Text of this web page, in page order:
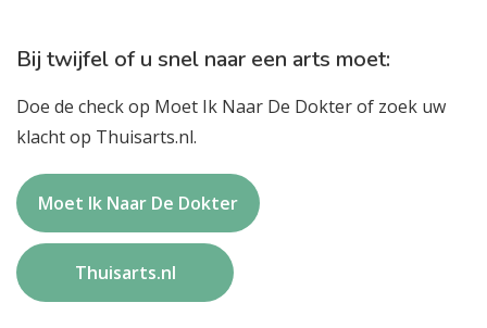
Bij twijfel of u snel naar een arts moet:
Doe de check op Moet Ik Naar De Dokter of zoek uw
klacht op Thuisarts.nl.
Moet Ik Naar De Dokter
Thuisarts.nl